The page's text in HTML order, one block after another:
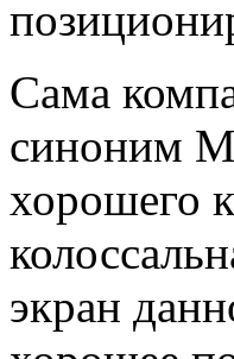
Сама
синоним
хорошего
экран